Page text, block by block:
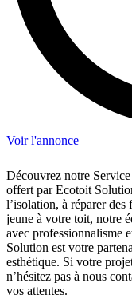
Voir l'annonce
Découvrez notre
offert par Ecotoit
l’isolation, à réparer
jeune à votre toit, notre
avec professionnalisme
Solution est votre
esthétique. Si votre
n’hésitez pas à nous
vos attentes.